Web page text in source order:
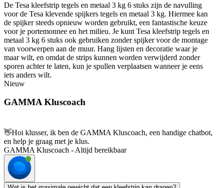
De Tesa kleefstrip tegels en metaal 3 kg 6 stuks zijn de navulling
voor de Tesa klevende spijkers tegels en metaal 3 kg. Hiermee kan
de spijker steeds opnieuw worden gebruikt, een fantastische keuze
voor je portemonnee en het milieu. Je kunt Tesa kleefstrip tegels en
metaal 3 kg 6 stuks ook gebruiken zonder spijker voor de montage
van voorwerpen aan de muur. Hang lijsten en decoratie waar je
maar wilt, en omdat de strips kunnen worden verwijderd zonder
sporen achter te laten, kun je spullen verplaatsen wanneer je eens
iets anders wilt.
Nieuw
GAMMA Kluscoach
👋Hoi klusser, ik ben de GAMMA Kluscoach, een handige chatbot,
en help je graag met je klus.
GAMMA Kluscoach - Altijd bereikbaar